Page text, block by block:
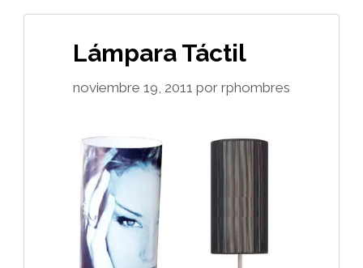
Lámpara Táctil
noviembre 19, 2011 por rphombres